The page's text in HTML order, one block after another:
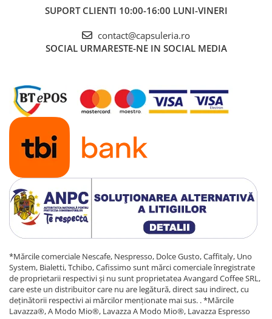
SUPORT CLIENTI 10:00-16:00 LUNI-VINERI
contact@capsuleria.ro
SOCIAL URMARESTE-NE IN SOCIAL MEDIA
*Mărcile comerciale Nescafe, Nespresso, Dolce Gusto, Caffitaly, Uno
System, Bialetti, Tchibo, Cafissimo sunt mărci comerciale înregistrate
de proprietarii respectivi și nu sunt proprietatea Avangard Coffee SRL,
care este un distribuitor care nu are legătură, direct sau indirect, cu
deținătorii respectivi ai mărcilor menționate mai sus. . *Mărcile
Lavazza®, A Modo Mio®, Lavazza A Modo Mio®, Lavazza Espresso